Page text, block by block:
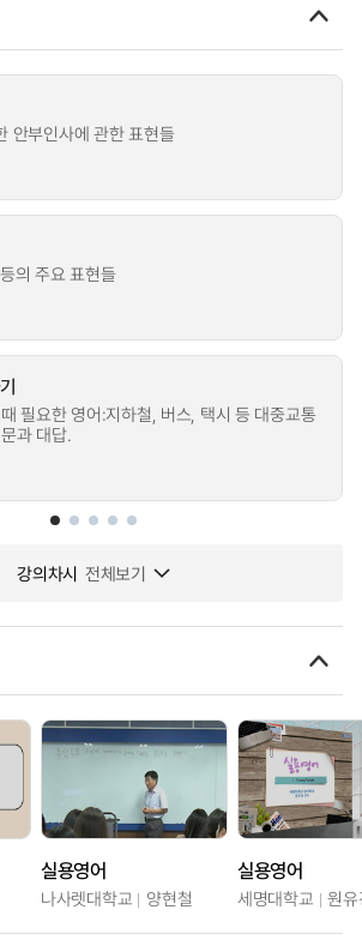
안부인사에 관한 표현들
의 주요 표현들
필요한 영어:지하철, 버스, 택시 등 대중교통
과 대답.
강의차시 전체보기
실용영어
나사렛대학교 양현철
실용영어
세명대학교 원